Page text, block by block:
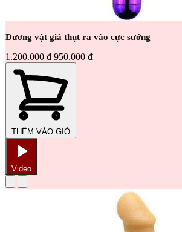
Dương vật giả thụt ra vào cực sướng
1.200.000 đ 950.000 đ
THÊM VÀO GIỎ
Video